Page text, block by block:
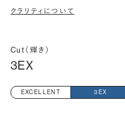
クラリティについて
Cut（輝き）
3EX
EXCELLENT 3EX